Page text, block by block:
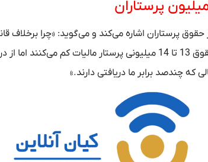
میلیون تومان مشمول مالیات نمی‌شود از حقوق 13 تا 14 میلیونی
که چندصد برابر ما دریافتی دارند.»